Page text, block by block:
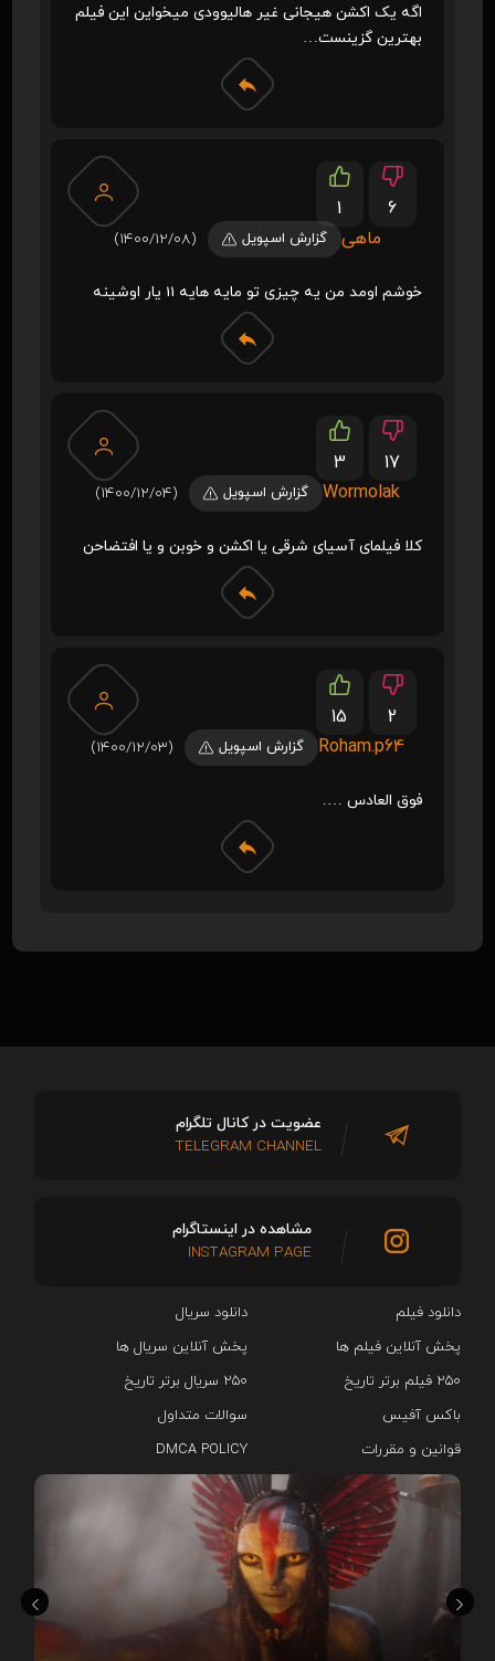
اگه یک اکشن هیجانی غیر هالیوودی میخواین این فیلم
بهترین گزینست…
1
6
ماهی
گزارش اسپویل (1400/12/08)
خوشم اومد من یه چیزی تو مایه هایه 11 یار اوشینه
3
17
Wormolak
گزارش اسپویل (1400/12/04)
کلا فیلمای آسیای شرقی یا اکشن و خوبن و یا افتضاحن
15
2
Roham.p64
گزارش اسپویل (1400/12/03)
فوق العادس ….
دانلود فیلم
دانلود سریال‌
پخش آنلاین فیلم ها
پخش آنلاین سریال ها
۲۵۰ فیلم برتر تاریخ
۲۵۰ سریال برتر تاریخ
باکس آفیس
سوالات متداول
قوانین و مقررات
DMCA POLICY
عضویت در کانال تلگرام
TELEGRAM CHANNEL
مشاهده در اینستاگرام
INSTAGRAM PAGE